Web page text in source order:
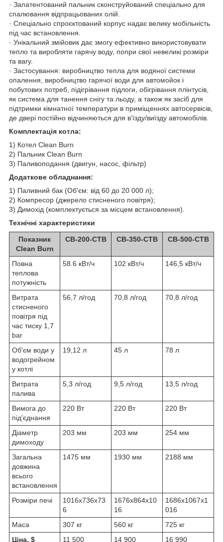
· Запатентований пальник сконструйований спеціально для
спалювання відпрацьованих олій.
· Спеціально спроєктований корпус надає велику мобільність
під час встановлення.
· Унікальний змійовик дає змогу ефективно використовувати
тепло та виробляти гарячу воду, попри свої невеликі розміри
та вагу.
· Застосування: виробництво тепла для водяної системи
опалення, виробництво гарячої води для автомойок і
побутових потреб, підігрівання підлоги, обігрівання плінтусів,
як система для танення снігу та льоду, а також як засіб для
підтримки кімнатної температури в приміщеннях автосервісів,
де двері постійно відчиняються для в'їзду/виїзду автомобілів.
Комплектація котла:
1) Котел Clean Burn
2) Пальник Clean Burn
3) Паливоподання (двигун, насос, фільтр)
Додаткове обладнання:
1) Паливний бак (Об'єм: від 60 до 20 000 л);
2) Компресор (джерело стисненого повітря);
3) Димохід (комплектується за місцем встановлення).
Технічні характеристики
Показник
Clean Burn
CB-200-CTB CB-350-CTB CB-500-CTB
Повна
теплова
потужність
58.6 кВт/ч 102 кВт/ч 146,5 кВт/ч
Витрата
стисненого
повітря під
час тиску 1,7
bar
56,7 л/год 70,8 л/год 70,8 л/год
Об'єм води у
водогрейном
у котлі
19,12 л 45 л 78 л
Витрата
палива
5,3 л/год 9,5 л/год 13,5 л/год
Вимога до
під'єднання
220 Вт 220 Вт 220 Вт
Діаметр
димоходу
203 мм 203 мм 254 мм
Загальна
довжина
всього
встановлення
1475 мм 1930 мм 2188 мм
Розміри печі
1016x736x73
6
1676x864x10
16
1686x1067x1
016
Маса
307 кг 560 кг
725 кг
Ціна, $
11 500 14 900 16 990